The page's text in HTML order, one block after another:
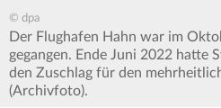
© dpa
Der Flughafen Hahn war im
gegangen. Ende Juni 2022 hatte
den Zuschlag für den
(Archivfoto).